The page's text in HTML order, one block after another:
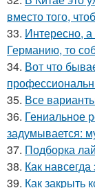
вместо того,
33. Интересно,
Германию, то
34. Вот что
35. Все
36. Гениальное
задумывается:
37. Подборка
38. Как
39. Как закрыть